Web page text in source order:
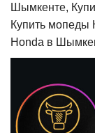
Шымкенте,
Купить мопеды
Honda в